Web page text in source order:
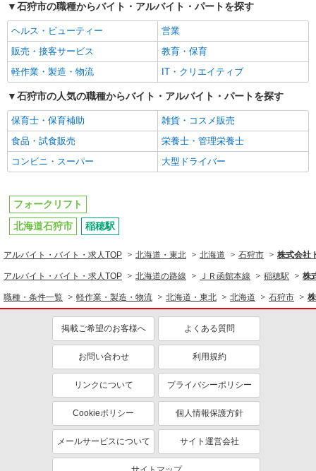
石狩市の職種からバイト・アルバイト・パートを探す
ヘルス・ビューティー
営業
販売・接客サービス
教育・保育
軽作業・製造・物流
IT・クリエイティブ
石狩市の人気の職種からバイト・アルバイト・パートを探す
保育士・保育補助
雑貨・コスメ販売
食品・試食販売
栄養士・管理栄養士
コンビニ・スーパー
大型ドライバー
フォークリフト
北海道石狩市
稲穂駅
アルバイト・バイト・求人TOP 北海道・東北 北海道 石狩市 株式会社
アルバイト・バイト・求人TOP 北海道の路線 ＪＲ函館本線 稲穂駅 株
職種・条件一覧 軽作業・製造・物流 北海道・東北 北海道 石狩市
掲載ご希望のお客様へ よくある質問
お問い合わせ 利用規約
リンクについて プライバシーポリシー
Cookieポリシー 個人情報保護方針
メールサービスについて サイト運営会社